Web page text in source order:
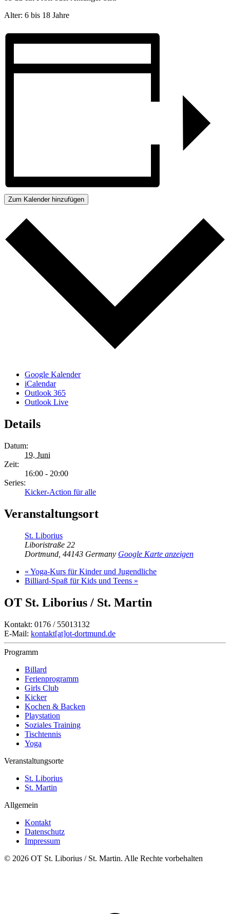
Alter: 6 bis 18 Jahre
Zum Kalender hinzufügen
Google Kalender
iCalendar
Outlook 365
Outlook Live
Details
Datum:
19. Juni
Zeit:
16:00 - 20:00
Series:
Kicker-Action für alle
Veranstaltungsort
St. Liborius
Liboristraße 22
Dortmund 44143 Germany Google Karte anzeigen
« Yoga-Kurs für Kinder und Jugendliche
Billiard-Spaß für Kids und Teens »
OT St. Liborius / St. Martin
Kontakt: 0176 / 55013132
E-Mail: kontakt[at]ot-dortmund.de
Programm
Billard
Ferienprogramm
Girls Club
Kicker
Kochen & Backen
Playstation
Soziales Training
Tischtennis
Yoga
Veranstaltungsorte
St. Liborius
St. Martin
Allgemein
Kontakt
Datenschutz
Impressum
© 2026 OT St. Liborius / St. Martin. Alle Rechte vorbehalten